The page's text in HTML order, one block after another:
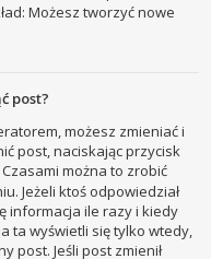
Możesz tworzyć nowe
post?
możesz zmieniać i
post, naciskając przycisk
można to zrobić
Jeżeli ktoś odpowiedział
informacja ile razy i kiedy
ta wyświetli się tylko wtedy,
post. Jeśli post zmienił